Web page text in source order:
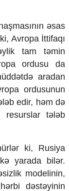
əsas
Avropa İttifaqı
tam təmin
ordusu da
aradan
ordusunun
edir, həm də
resurslar tələb
ki, Rusiya
yarada bilər.
modelinin,
dəstəyinin